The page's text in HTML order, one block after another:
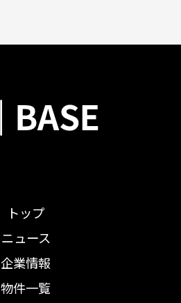
トップ
ニュース
企業情報
物件一覧